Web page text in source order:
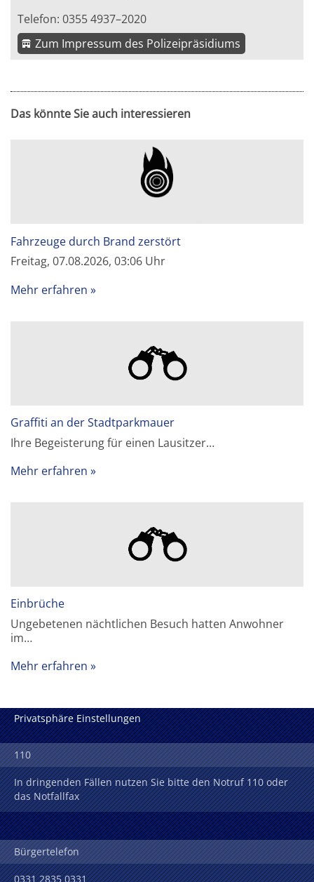
Telefon: 0355 4937–2020
Zum Impressum des Polizeipräsidiums
Das könnte Sie auch interessieren
Fahrzeuge durch Brand zerstört
Freitag, 07.08.2026, 03:06 Uhr
Mehr erfahren
Graffiti an der Stadtparkmauer
Ihre Begeisterung für einen Lausitzer…
Mehr erfahren
Einbrüche
Ungebetenen nächtlichen Besuch hatten Anwohner
im…
Mehr erfahren
Privatsphäre Einstellungen
110
In dringenden Fällen nutzen Sie bitte den Notruf 110 oder
das Notfallfax
Bürgertelefon
0331 2835 0331